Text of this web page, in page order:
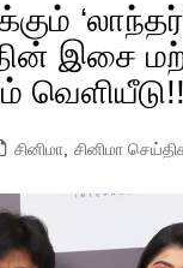
இசை
வெளியீடு!!
சினிமா, சினிமா